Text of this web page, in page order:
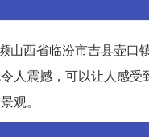
山西省临汾市吉县壶口
人震撼，可以让人感受
观。